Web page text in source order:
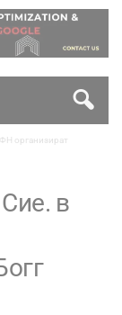
организират
в